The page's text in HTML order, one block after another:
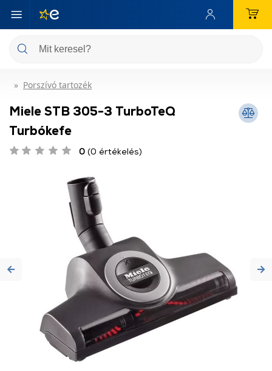
Porszívó tartozék
Miele STB 305-3 TurboTeQ
Turbókefe
0 (0 értékelés)
Previous